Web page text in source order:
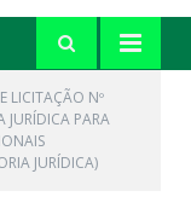
LICITAÇÃO Nº
JURÍDICA PARA
JURÍDICA)